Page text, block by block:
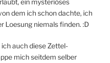
dem ich schon dachte, ich
Loesung niemals finden. :D
auch diese Zettel-
mich seitdem selber